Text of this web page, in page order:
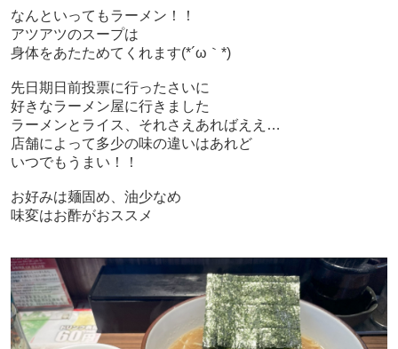
なんといってもラーメン！！
アツアツのスープは
身体をあたためてくれます(*´ω｀*)
先日期日前投票に行ったさいに
好きなラーメン屋に行きました
ラーメンとライス、それさえあればええ…
店舗によって多少の味の違いはあれど
いつでもうまい！！
お好みは麺固め、油少なめ
味変はお酢がおススメ